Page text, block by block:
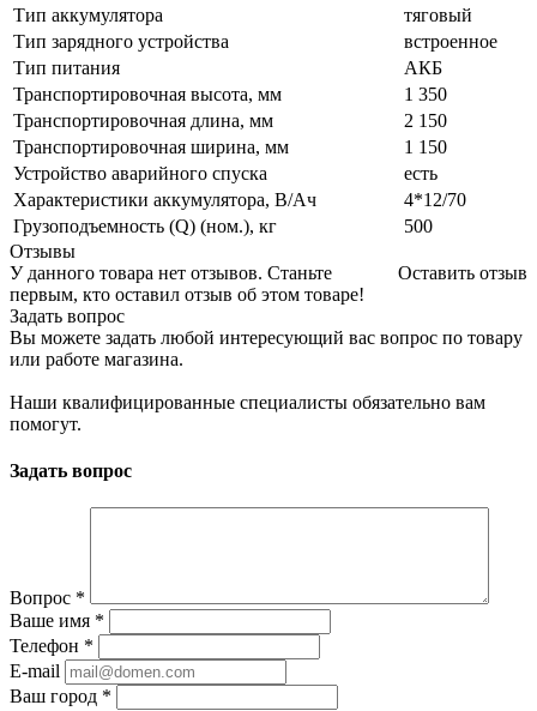
Тип аккумулятора
тяговый
Тип зарядного устройства
встроенное
Тип питания
АКБ
Транспортировочная высота, мм
1 350
Транспортировочная длина, мм
2 150
Транспортировочная ширина, мм
1 150
Устройство аварийного спуска
есть
Характеристики аккумулятора, В/Ач
4*12/70
Грузоподъемность (Q) (ном.), кг
500
Отзывы
Оставить отзыв
У данного товара нет отзывов. Станьте
первым, кто оставил отзыв об этом товаре!
Задать вопрос
Вы можете задать любой интересующий вас вопрос по товару
или работе магазина.
Наши квалифицированные специалисты обязательно вам
помогут.
Задать вопрос
Вопрос *
Ваше имя *
Телефон *
E-mail
Ваш город *